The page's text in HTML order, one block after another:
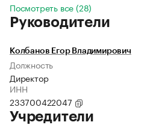
Посмотреть все (28)
Руководители
Колбанов Егор Владимирович
Должность
Директор
ИНН
233700422047
Учредители